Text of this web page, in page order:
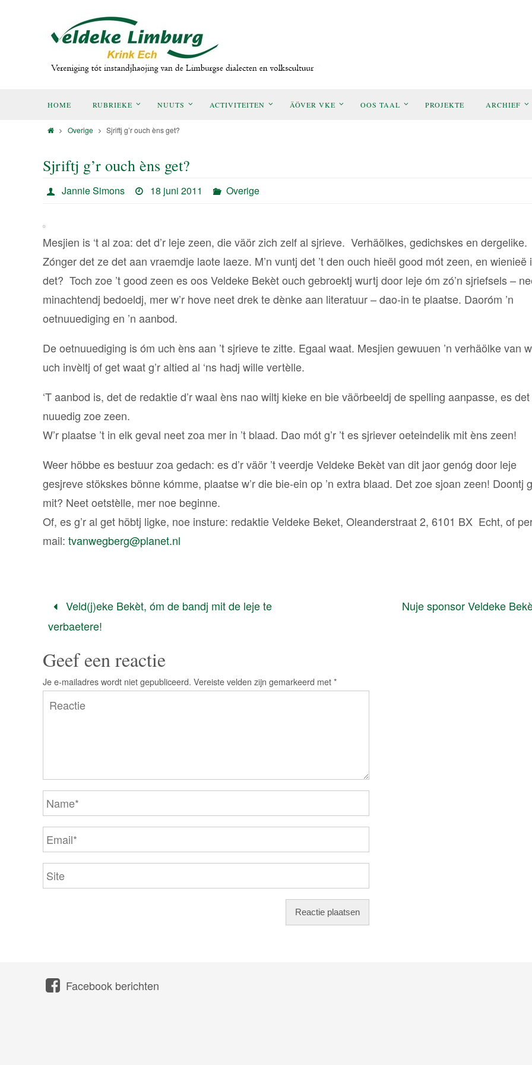
HOME RUBRIEKE NUUTS ACTIVITEITEN ÄÖVER VKE OOS TAAL PROJEKTE ARCHIEF
Overige Sjriftj g’r ouch èns get?
Sjriftj g’r ouch èns get?
Jannie Simons 18 juni 2011 Overige
Mesjien is ‘t al zoa: det d’r leje zeen, die väör zich zelf al sjrieve. Verhäölkes, gedichskes en dergelike.
Zónger det ze det aan vraemdje laote laeze. M’n vuntj det ’t den ouch hieël good mót zeen, en wienieë
det? Toch zoe ’t good zeen es oos Veldeke Bekèt ouch gebroektj wurtj door leje óm zó’n sjriefsels –
minachtendj bedoeldj, mer w’r hove neet drek te dènke aan literatuur – dao-in te plaatse. Daoróm ’n
oetnuuediging en ’n aanbod.
De oetnuuediging is óm uch èns aan ’t sjrieve te zitte. Egaal waat. Mesjien gewuuen ’n verhäölke van
uch invèltj of get waat g’r altied al ‘ns hadj wille vertèlle.
‘T aanbod is, det de redaktie d’r waal èns nao wiltj kieke en bie väörbeeldj de spelling aanpasse, es det
nuuedig zoe zeen.
W’r plaatse ’t in elk geval neet zoa mer in ’t blaad. Dao mót g’r ’t es sjriever oeteindelik mit èns zeen!
Weer höbbe es bestuur zoa gedach: es d’r väör ’t veerdje Veldeke Bekèt van dit jaor genóg door leje
gesjreve stökskes bönne kómme, plaatse w’r die bie-ein op ’n extra blaad. Det zoe sjoan zeen! Doontj
mit? Neet oetstèlle, mer noe beginne.
Of, es g’r al get höbtj ligke, noe insture: redaktie Veldeke Beket, Oleanderstraat 2, 6101 BX Echt, of
mail: tvanwegberg@planet.nl
Veld(j)eke Bekèt, óm de bandj mit de leje te
verbaetere!
Nuje sponsor Veldeke
Geef een reactie
Je e-mailadres wordt niet gepubliceerd. Vereiste velden zijn gemarkeerd met*
Facebook berichten